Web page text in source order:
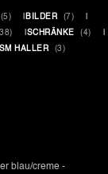
(5) BILDER
(7)
SCHRÄNKE
(4)
HALLER (3)
blau/creme -